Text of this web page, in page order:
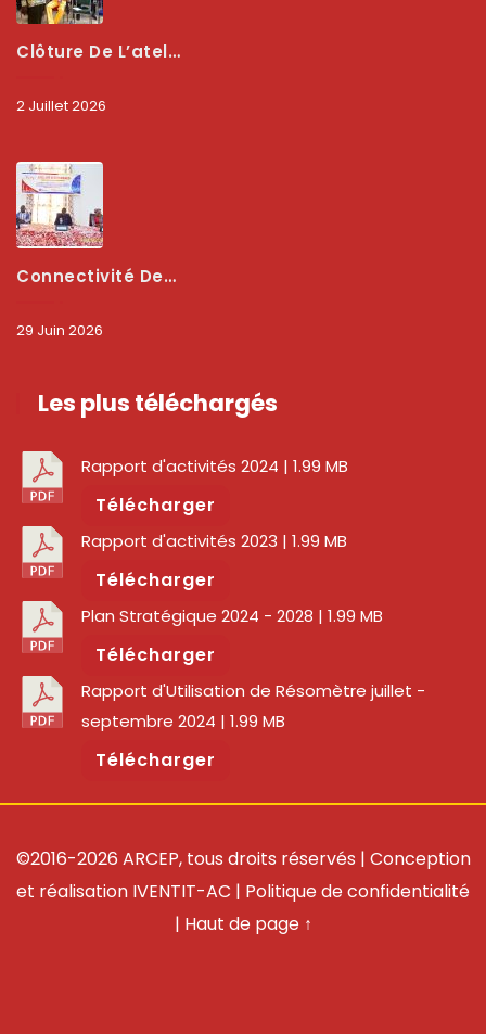
Clôture De L’atelier National : L’ARCEP Et Les Collectivités Territoriales Consolident Leur Partenariat Pour Booster La Qualité Des Services Numériques
2 Juillet 2026
Connectivité Des Territoires : L’ARCEP Et Les Collectivités Territoriales Scellent Un Pacte Stratégique À Bobo-Dioulasso Pour Booster La Qualité Des Réseaux
29 Juin 2026
Les plus téléchargés
Rapport d'activités 2024 | 1.99 MB
Télécharger
Rapport d'activités 2023 | 1.99 MB
Télécharger
Plan Stratégique 2024 - 2028 | 1.99 MB
Télécharger
Rapport d'Utilisation de Résomètre juillet -
septembre 2024 | 1.99 MB
Télécharger
©2016-2026 ARCEP, tous droits réservés | Conception
et réalisation IVENTIT-AC | Politique de confidentialité
| Haut de page ↑